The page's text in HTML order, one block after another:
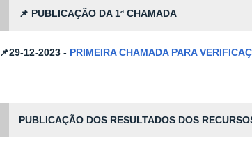
📌 PUBLICAÇÃO DA 1ª CHAMADA
📌29-12-2023 - PRIMEIRA CHAMADA PARA
PUBLICAÇÃO DOS RESULTADOS DOS